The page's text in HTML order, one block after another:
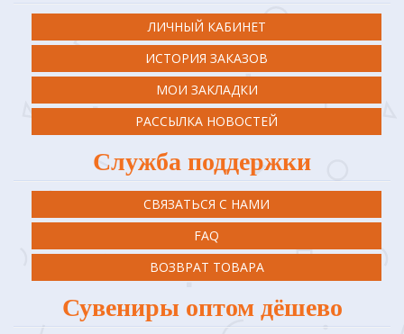
ЛИЧНЫЙ КАБИНЕТ
ИСТОРИЯ ЗАКАЗОВ
МОИ ЗАКЛАДКИ
РАССЫЛКА НОВОСТЕЙ
Служба поддержки
СВЯЗАТЬСЯ С НАМИ
FAQ
ВОЗВРАТ ТОВАРА
Сувениры оптом дёшево